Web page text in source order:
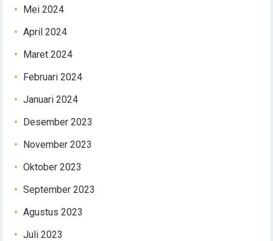
Mei 2024
April 2024
Maret 2024
Februari 2024
Januari 2024
Desember 2023
November 2023
Oktober 2023
September 2023
Agustus 2023
Juli 2023